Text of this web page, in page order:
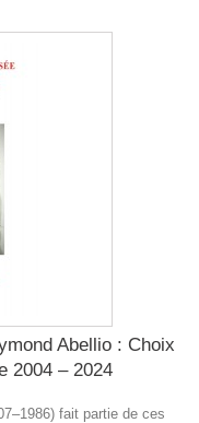
Abellio : Choix
2004 – 2024
fait partie de ces